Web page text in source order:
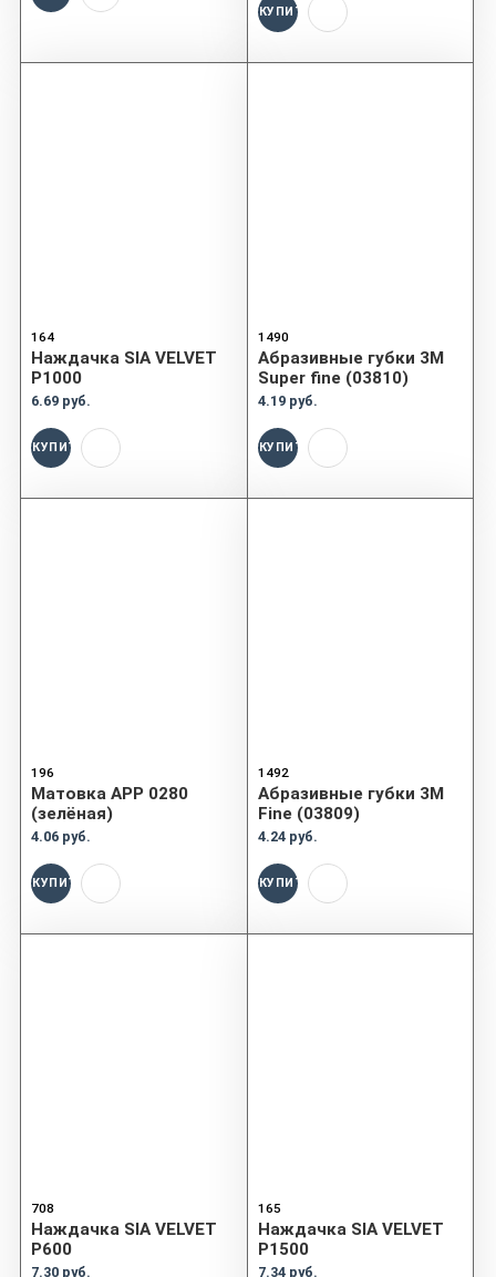
КУПИТЬ
164
Наждачка SIA VELVET
P1000
6.69 руб.
КУПИТЬ
1490
Абразивные губки 3М
Super fine (03810)
4.19 руб.
КУПИТЬ
196
Матовка APP 0280
(зелёная)
4.06 руб.
КУПИТЬ
1492
Абразивные губки 3М
Fine (03809)
4.24 руб.
КУПИТЬ
708
Наждачка SIA VELVET
P600
7.30 руб.
165
Наждачка SIA VELVET
P1500
7.34 руб.